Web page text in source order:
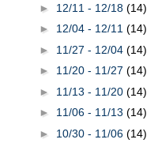
► 12/11 - 12/18 (14)
► 12/04 - 12/11 (14)
► 11/27 - 12/04 (14)
► 11/20 - 11/27 (14)
► 11/13 - 11/20 (14)
► 11/06 - 11/13 (14)
► 10/30 - 11/06 (14)